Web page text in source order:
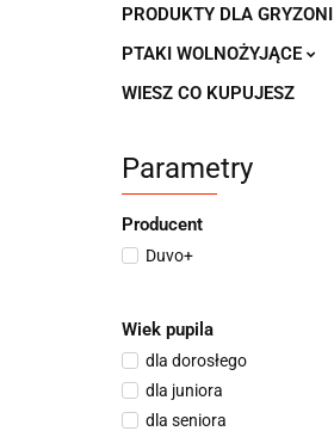
PRODUKTY DLA GRYZONI
PTAKI WOLNOŻYJĄCE
WIESZ CO KUPUJESZ
Parametry
Producent
Duvo+
Wiek pupila
dla dorosłego
dla juniora
dla seniora